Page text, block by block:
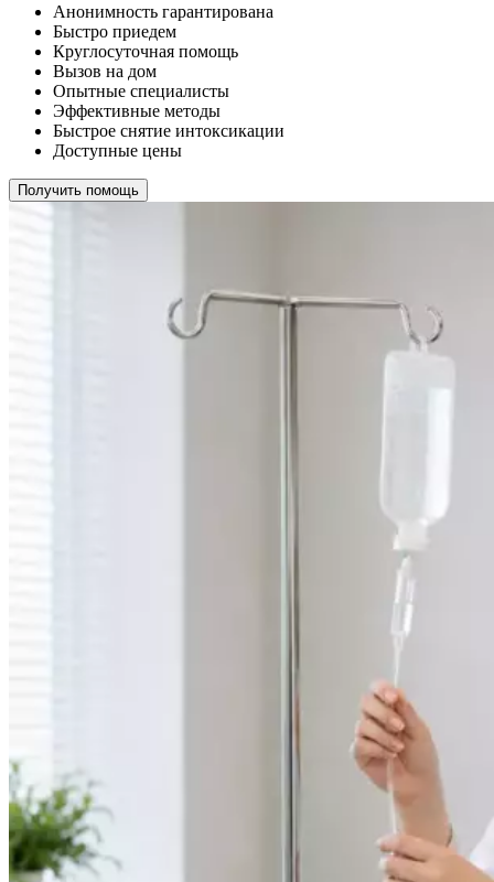
Анонимность гарантирована
Быстро приедем
Круглосуточная помощь
Вызов на дом
Опытные специалисты
Эффективные методы
Быстрое снятие интоксикации
Доступные цены
Получить помощь